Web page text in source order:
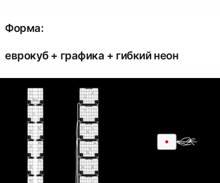
Форма:
еврокуб + графика + гибкий неон